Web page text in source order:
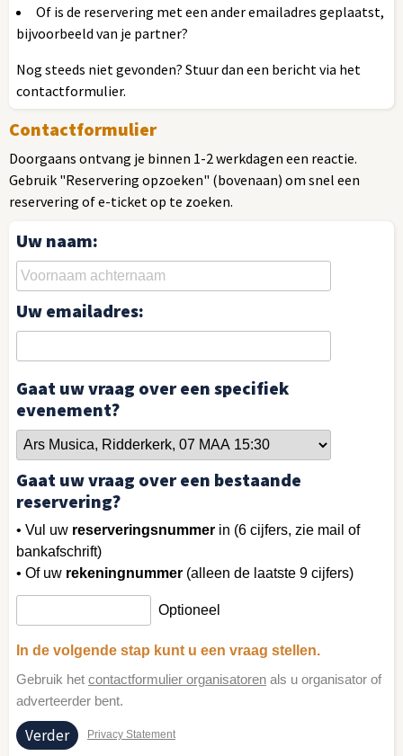
Of is de reservering met een ander emailadres geplaatst,
bijvoorbeeld van je partner?
Nog steeds niet gevonden? Stuur dan een bericht via het
contactformulier.
Contactformulier
Doorgaans ontvang je binnen 1-2 werkdagen een reactie.
Gebruik "Reservering opzoeken" (bovenaan) om snel een
reservering of e-ticket op te zoeken.
Uw naam:
Uw emailadres:
Gaat uw vraag over een specifiek
evenement?
Gaat uw vraag over een bestaande
reservering?
• Vul uw reserveringsnummer in (6 cijfers, zie mail of
bankafschrift)
• Of uw rekeningnummer (alleen de laatste 9 cijfers)
Optioneel
In de volgende stap kunt u een vraag stellen.
Gebruik het contactformulier organisatoren als u organisator of
adverteerder bent.
Privacy Statement